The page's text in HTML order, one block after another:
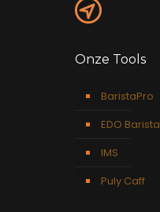
Onze Tools
BaristaPro
EDO Barista
IMS
Puly Caff